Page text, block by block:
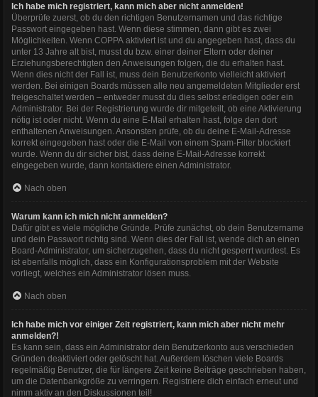
Ich habe mich registriert, kann mich aber nicht anmelden!
Überprüfe zuerst, ob du den richtigen Benutzernamen und das richtige
Passwort eingegeben hast. Wenn diese stimmen, dann gibt es zwei
Möglichkeiten. Wenn COPPA aktiviert ist und du angegeben hast, dass du
unter 13 Jahre alt bist, musst du bzw. einer deiner Eltern oder deiner
Erziehungsberechtigten den Anweisungen folgen, die du erhalten hast.
Wenn dies nicht der Fall ist, muss dein Benutzerkonto vielleicht aktiviert
werden. Bei einigen Boards müssen alle neu angemeldeten Mitglieder erst
freigeschaltet werden – entweder musst du dies selbst erledigen oder ein
Administrator. Bei der Registrierung wurde dir mitgeteilt, ob eine Aktivierung
nötig ist oder nicht. Wenn du eine E-Mail erhalten hast, folge den dort
enthaltenen Anweisungen. Ansonsten prüfe, ob du deine E-Mail-Adresse
korrekt eingegeben hast oder die E-Mail von einem Spam-Filter blockiert
wurde. Wenn du dir sicher bist, dass deine E-Mail-Adresse korrekt
eingegeben wurde, dann kontaktiere einen Administrator.
Nach oben
Warum kann ich mich nicht anmelden?
Dafür gibt es viele mögliche Gründe. Prüfe zunächst, ob dein Benutzername
und dein Passwort richtig sind. Wenn dies der Fall ist, wende dich an einen
Board-Administrator, um sicherzugehen, dass du nicht gesperrt wurdest. Es
ist ebenfalls möglich, dass ein Konfigurationsproblem mit der Website
vorliegt, welches ein Administrator lösen muss.
Nach oben
Ich habe mich vor einiger Zeit registriert, kann mich aber nicht mehr
anmelden?!
Es kann sein, dass ein Administrator dein Benutzerkonto aus verschieden
Gründen deaktiviert oder gelöscht hat. Außerdem löschen viele Boards
regelmäßig Benutzer, die für längere Zeit keine Beiträge geschrieben haben,
um die Datenbankgröße zu verringern. Registriere dich einfach erneut und
nimm aktiv an den Diskussionen teil!